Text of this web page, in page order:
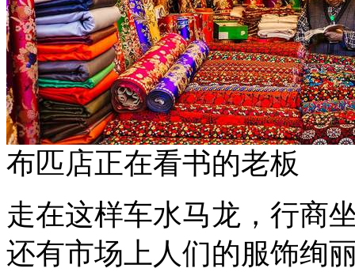
布匹店正在看书的老板
走在这样车水马龙，行商
还有市场上人们的服饰绚